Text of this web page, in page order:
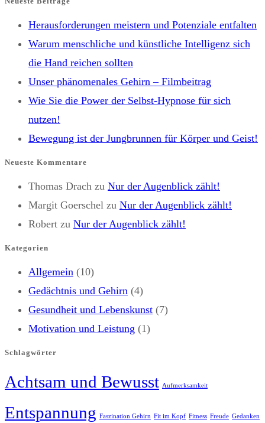
Herausforderungen meistern und Potenziale entfalten
Warum menschliche und künstliche Intelligenz sich
die Hand reichen sollten
Unser phänomenales Gehirn – Filmbeitrag
Wie Sie die Power der Selbst-Hypnose für sich
nutzen!
Bewegung ist der Jungbrunnen für Körper und Geist!
Neueste Kommentare
Thomas Drach zu Nur der Augenblick zählt!
Margit Goerschel zu Nur der Augenblick zählt!
Robert zu Nur der Augenblick zählt!
Kategorien
Allgemein (10)
Gedächtnis und Gehirn (4)
Gesundheit und Lebenskunst (7)
Motivation und Leistung (1)
Schlagwörter
Achtsam und Bewusst Aufmerksamkeit
Entspannung Faszination Gehirn Fit im Kopf Fitness Freude Gedanken